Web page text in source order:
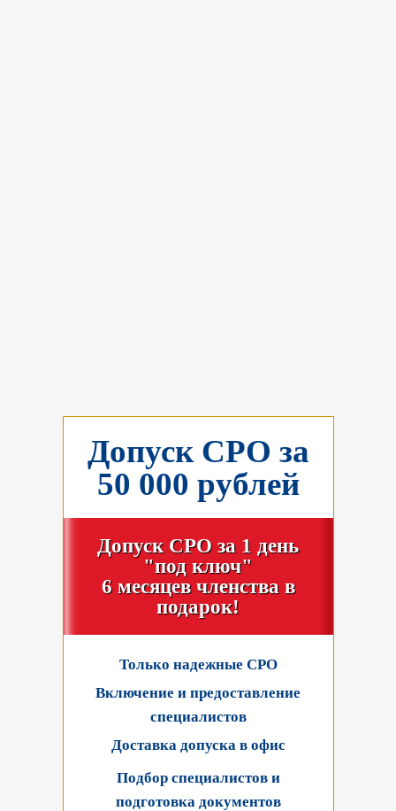
Допуск СРО за
50 000 рублей
Допуск СРО за 1 день
"под ключ"
6 месяцев членства в
подарок!
Только надежные СРО
Включение и предоставление
специалистов
Доставка допуска в офис
Подбор специалистов и
подготовка документов